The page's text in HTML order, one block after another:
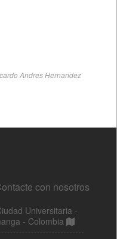
con nosotros
Universitaria -
- Colombia